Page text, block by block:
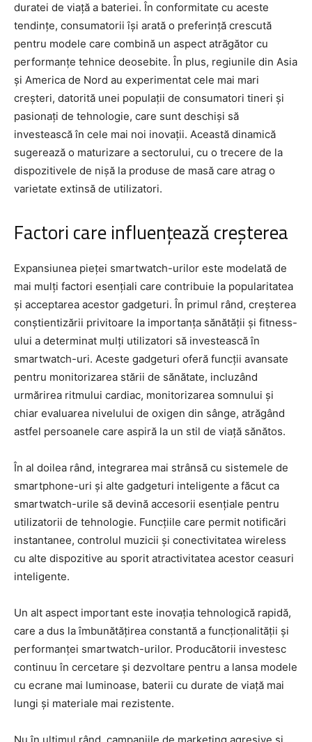
duratei de viață a bateriei. În conformitate cu aceste
tendințe, consumatorii își arată o preferință crescută
pentru modele care combină un aspect atrăgător cu
performanțe tehnice deosebite. În plus, regiunile din Asia
și America de Nord au experimentat cele mai mari
creșteri, datorită unei populații de consumatori tineri și
pasionați de tehnologie, care sunt deschiși să
investească în cele mai noi inovații. Această dinamică
sugerează o maturizare a sectorului, cu o trecere de la
dispozitivele de nișă la produse de masă care atrag o
varietate extinsă de utilizatori.
Factori care influențează creșterea
Expansiunea pieței smartwatch-urilor este modelată de
mai mulți factori esențiali care contribuie la popularitatea
și acceptarea acestor gadgeturi. În primul rând, creșterea
conștientizării privitoare la importanța sănătății și fitness-
ului a determinat mulți utilizatori să investească în
smartwatch-uri. Aceste gadgeturi oferă funcții avansate
pentru monitorizarea stării de sănătate, incluzând
urmărirea ritmului cardiac, monitorizarea somnului și
chiar evaluarea nivelului de oxigen din sânge, atrăgând
astfel persoanele care aspiră la un stil de viață sănătos.
În al doilea rând, integrarea mai strânsă cu sistemele de
smartphone-uri și alte gadgeturi inteligente a făcut ca
smartwatch-urile să devină accesorii esențiale pentru
utilizatorii de tehnologie. Funcțiile care permit notificări
instantanee, controlul muzicii și conectivitatea wireless
cu alte dispozitive au sporit atractivitatea acestor ceasuri
inteligente.
Un alt aspect important este inovația tehnologică rapidă,
care a dus la îmbunătățirea constantă a funcționalității și
performanței smartwatch-urilor. Producătorii investesc
continuu în cercetare și dezvoltare pentru a lansa modele
cu ecrane mai luminoase, baterii cu durate de viață mai
lungi și materiale mai rezistente.